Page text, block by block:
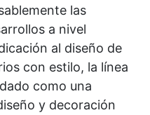
las
a nivel
al diseño de
con estilo, la línea
como una
y decoración